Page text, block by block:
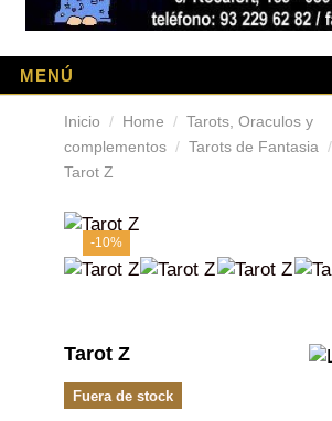
Inicio Home
Tarots, Oraculos y
complementos
Tarots de Fantasia
Tarot Z
-10%
Tarot Z
Fuera de stock